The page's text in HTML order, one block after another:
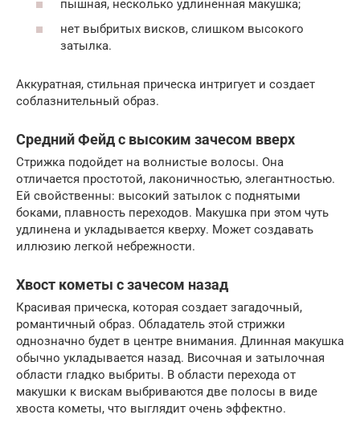
пышная, несколько удлиненная макушка;
нет выбритых висков, слишком высокого
затылка.
Аккуратная, стильная прическа интригует и создает
соблазнительный образ.
Средний Фейд с высоким зачесом вверх
Стрижка подойдет на волнистые волосы. Она
отличается простотой, лаконичностью, элегантностью.
Ей свойственны: высокий затылок с поднятыми
боками, плавность переходов. Макушка при этом чуть
удлинена и укладывается кверху. Может создавать
иллюзию легкой небрежности.
Хвост кометы с зачесом назад
Красивая прическа, которая создает загадочный,
романтичный образ. Обладатель этой стрижки
однозначно будет в центре внимания. Длинная макушка
обычно укладывается назад. Височная и затылочная
области гладко выбриты. В области перехода от
макушки к вискам выбриваются две полосы в виде
хвоста кометы, что выглядит очень эффектно.